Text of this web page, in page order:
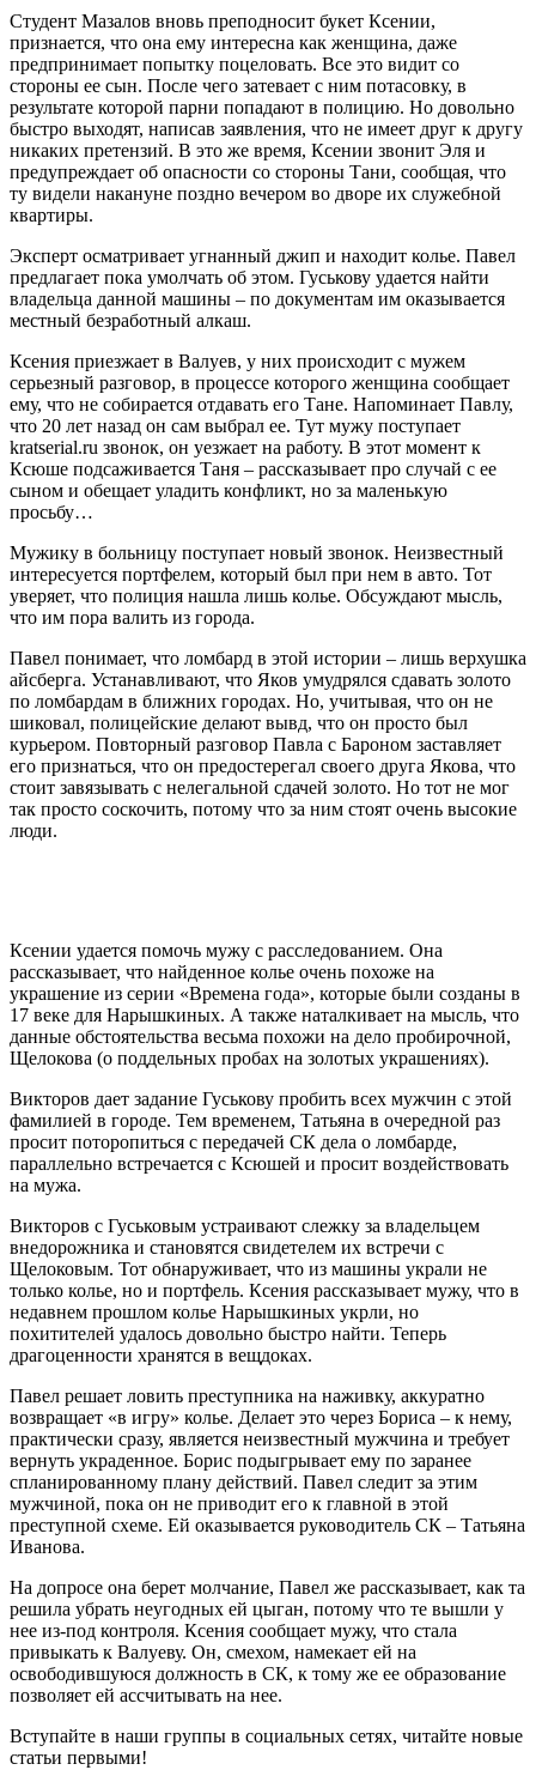
Студент Мазалов вновь преподносит букет Ксении,
признается, что она ему интересна как женщина, даже
предпринимает попытку поцеловать. Все это видит со
стороны ее сын. После чего затевает с ним потасовку, в
результате которой парни попадают в полицию. Но довольно
быстро выходят, написав заявления, что не имеет друг к другу
никаких претензий. В это же время, Ксении звонит Эля и
предупреждает об опасности со стороны Тани, сообщая, что
ту видели накануне поздно вечером во дворе их служебной
квартиры.
Эксперт осматривает угнанный джип и находит колье. Павел
предлагает пока умолчать об этом. Гуськову удается найти
владельца данной машины – по документам им оказывается
местный безработный алкаш.
Ксения приезжает в Валуев, у них происходит с мужем
серьезный разговор, в процессе которого женщина сообщает
ему, что не собирается отдавать его Тане. Напоминает Павлу,
что 20 лет назад он сам выбрал ее. Тут мужу поступает
kratserial.ru звонок, он уезжает на работу. В этот момент к
Ксюше подсаживается Таня – рассказывает про случай с ее
сыном и обещает уладить конфликт, но за маленькую
просьбу…
Мужику в больницу поступает новый звонок. Неизвестный
интересуется портфелем, который был при нем в авто. Тот
уверяет, что полиция нашла лишь колье. Обсуждают мысль,
что им пора валить из города.
Павел понимает, что ломбард в этой истории – лишь верхушка
айсберга. Устанавливают, что Яков умудрялся сдавать золото
по ломбардам в ближних городах. Но, учитывая, что он не
шиковал, полицейские делают вывд, что он просто был
курьером. Повторный разговор Павла с Бароном заставляет
его признаться, что он предостерегал своего друга Якова, что
стоит завязывать с нелегальной сдачей золото. Но тот не мог
так просто соскочить, потому что за ним стоят очень высокие
люди.
Ксении удается помочь мужу с расследованием. Она
рассказывает, что найденное колье очень похоже на
украшение из серии «Времена года», которые были созданы в
17 веке для Нарышкиных. А также наталкивает на мысль, что
данные обстоятельства весьма похожи на дело пробирочной,
Щелокова (о поддельных пробах на золотых украшениях).
Викторов дает задание Гуськову пробить всех мужчин с этой
фамилией в городе. Тем временем, Татьяна в очередной раз
просит поторопиться с передачей СК дела о ломбарде,
параллельно встречается с Ксюшей и просит воздействовать
на мужа.
Викторов с Гуськовым устраивают слежку за владельцем
внедорожника и становятся свидетелем их встречи с
Щелоковым. Тот обнаруживает, что из машины украли не
только колье, но и портфель. Ксения рассказывает мужу, что в
недавнем прошлом колье Нарышкиных укрли, но
похитителей удалось довольно быстро найти. Теперь
драгоценности хранятся в вещдоках.
Павел решает ловить преступника на наживку, аккуратно
возвращает «в игру» колье. Делает это через Бориса – к нему,
практически сразу, является неизвестный мужчина и требует
вернуть украденное. Борис подыгрывает ему по заранее
спланированному плану действий. Павел следит за этим
мужчиной, пока он не приводит его к главной в этой
преступной схеме. Ей оказывается руководитель СК – Татьяна
Иванова.
На допросе она берет молчание, Павел же рассказывает, как та
решила убрать неугодных ей цыган, потому что те вышли у
нее из-под контроля. Ксения сообщает мужу, что стала
привыкать к Валуеву. Он, смехом, намекает ей на
освободившуюся должность в СК, к тому же ее образование
позволяет ей ассчитывать на нее.
Вступайте в наши группы в социальных сетях, читайте новые
статьи первыми!